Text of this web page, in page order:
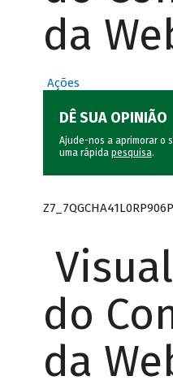
da
Ações
DÊ SUA OPINIÃO
Ajude-nos a aprimorar o
uma rápida pesquisa.
do
da